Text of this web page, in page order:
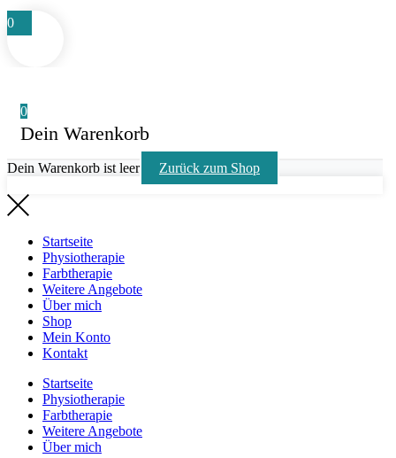
0
0
Dein Warenkorb
Dein Warenkorb ist leer Zurück zum Shop
Startseite
Physiotherapie
Farbtherapie
Weitere Angebote
Über mich
Shop
Mein Konto
Kontakt
Startseite
Physiotherapie
Farbtherapie
Weitere Angebote
Über mich